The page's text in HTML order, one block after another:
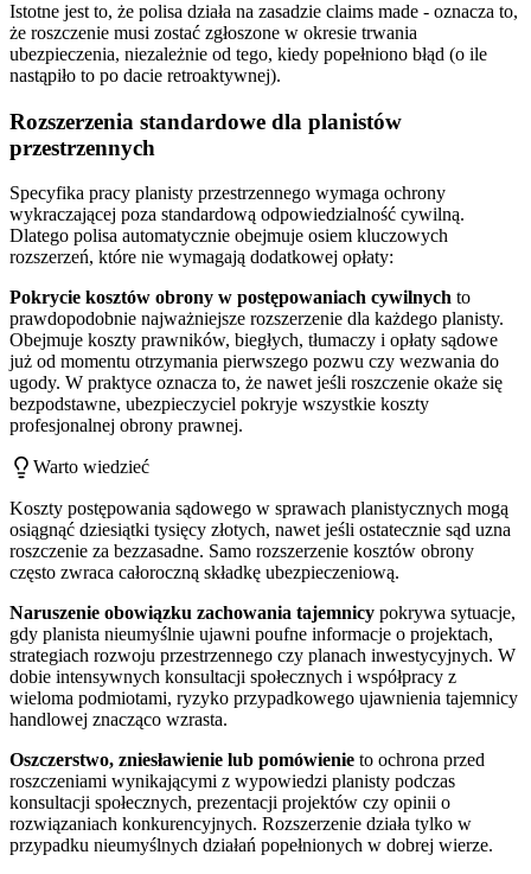
Istotne jest to, że polisa działa na zasadzie claims made - oznacza to,
że roszczenie musi zostać zgłoszone w okresie trwania
ubezpieczenia, niezależnie od tego, kiedy popełniono błąd (o ile
nastąpiło to po dacie retroaktywnej).
Rozszerzenia standardowe dla planistów
przestrzennych
Specyfika pracy planisty przestrzennego wymaga ochrony
wykraczającej poza standardową odpowiedzialność cywilną.
Dlatego polisa automatycznie obejmuje osiem kluczowych
rozszerzeń, które nie wymagają dodatkowej opłaty:
Pokrycie kosztów obrony w postępowaniach cywilnych to
prawdopodobnie najważniejsze rozszerzenie dla każdego planisty.
Obejmuje koszty prawników, biegłych, tłumaczy i opłaty sądowe
już od momentu otrzymania pierwszego pozwu czy wezwania do
ugody. W praktyce oznacza to, że nawet jeśli roszczenie okaże się
bezpodstawne, ubezpieczyciel pokryje wszystkie koszty
profesjonalnej obrony prawnej.
Warto wiedzieć
Koszty postępowania sądowego w sprawach planistycznych mogą
osiągnąć dziesiątki tysięcy złotych, nawet jeśli ostatecznie sąd uzna
roszczenie za bezzasadne. Samo rozszerzenie kosztów obrony
często zwraca całoroczną składkę ubezpieczeniową.
Naruszenie obowiązku zachowania tajemnicy pokrywa sytuacje,
gdy planista nieumyślnie ujawni poufne informacje o projektach,
strategiach rozwoju przestrzennego czy planach inwestycyjnych. W
dobie intensywnych konsultacji społecznych i współpracy z
wieloma podmiotami, ryzyko przypadkowego ujawnienia tajemnicy
handlowej znacząco wzrasta.
Oszczerstwo, zniesławienie lub pomówienie to ochrona przed
roszczeniami wynikającymi z wypowiedzi planisty podczas
konsultacji społecznych, prezentacji projektów czy opinii o
rozwiązaniach konkurencyjnych. Rozszerzenie działa tylko w
przypadku nieumyślnych działań popełnionych w dobrej wierze.